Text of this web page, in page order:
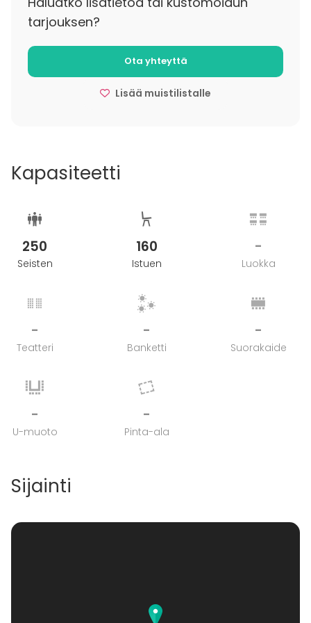
Lisätietoa peruutuksesta
Mikäli varaus perutaan alle kuukautta ennen varattua
ajankohtaa, veloitetaan
25% vuokrahinnasta.
tarjouksen?
Ota yhteyttä
Lisää muistilistalle
Kapasiteetti
250
Seisten
160
Istuen
-
Luokka
-
Teatteri
-
Banketti
-
Suorakaide
-
U-muoto
-
Pinta-ala
Sijainti